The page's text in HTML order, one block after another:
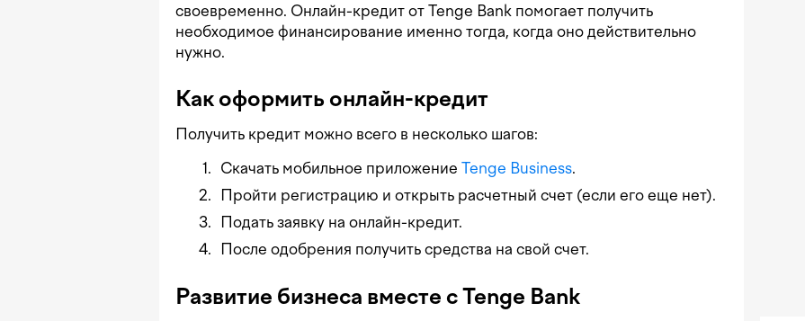
своевременно. Онлайн-кредит от Tenge Bank помогает получить
необходимое финансирование именно тогда, когда оно действительно
нужно.
Как оформить онлайн-кредит
Получить кредит можно всего в несколько шагов:
Скачать мобильное приложение Tenge Business.
Пройти регистрацию и открыть расчетный счет (если его еще нет).
Подать заявку на онлайн-кредит.
После одобрения получить средства на свой счет.
Развитие бизнеса вместе с Tenge Bank